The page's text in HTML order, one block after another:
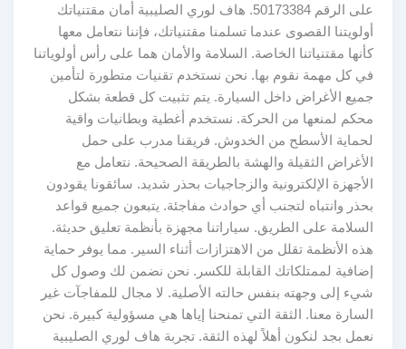
على الرقم 50173384. هاف لوري الصليبية أمان مقتنياتك
أولويتنا القصوى عندما تسلمنا مقتنياتك، فإننا نتعامل معها
كأنها مقتنياتنا الخاصة. السلامة والأمان هما على رأس أولوياتنا
في كل مهمة نقوم بها. نحن نستخدم تقنيات متطورة لتأمين
جميع الأغراض داخل السيارة. يتم تثبيت كل قطعة بشكل
محكم لمنعها من الحركة. نستخدم أغطية وبطانيات واقية
لحماية الأسطح من الخدوش. فريقنا مدرب على حمل
الأغراض الثقيلة والهشة بالطريقة الصحيحة. نتعامل مع
الأجهزة الإلكترونية والزجاجيات بحذر شديد. سائقونا يقودون
بحذر وانتباه لتجنب أي حوادث مفاجئة. يتبعون جميع قواعد
السلامة على الطريق. سياراتنا مجهزة بأنظمة تعليق حديثة.
هذه الأنظمة تقلل من الاهتزازات أثناء السير. مما يوفر حماية
إضافية لممتلكاتك القابلة للكسر. نحن نضمن لك وصول كل
شيء إلى وجهته بنفس حالته الأصلية. لا مجال للمفاجآت غير
السارة معنا. الثقة التي تمنحنا إياها هي مسؤولية كبيرة. نحن
نعمل بجد لنكون أهلاً لهذه الثقة. تجربة هاف لوري الصليبية